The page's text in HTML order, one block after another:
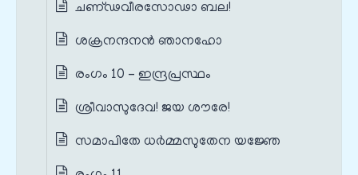
ചണ്ഢവീരസോഢാ ബല!
ശക്രനന്ദനൻ ഞാനഹോ
രംഗം 10 – ഇന്ദ്രപ്രസ്ഥം
ശ്രീവാസുദേവ! ജയ ശൗരേ!
സമാപിതേ ധർമ്മസുതേന യജ്ഞേ